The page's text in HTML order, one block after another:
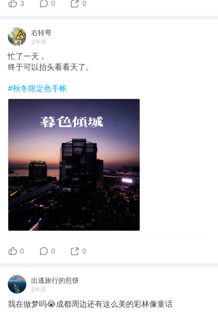
3 0 0
右转弯
3年前
忙了一天，
终于可以抬头看看天了。
#秋冬限定色手帐
0 0 0
出逃旅行的煎饼
2年前
我在做梦吗😭成都周边还有这么美的彩林像童话